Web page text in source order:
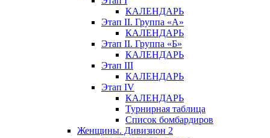
КАЛЕНДАРЬ
Этап II. Группа «А»
КАЛЕНДАРЬ
Этап II. Группа «Б»
КАЛЕНДАРЬ
Этап III
КАЛЕНДАРЬ
Этап IV
КАЛЕНДАРЬ
Турнирная таблица
Список бомбардиров
Женщины. Дивизион 2